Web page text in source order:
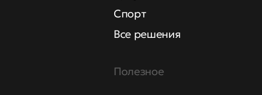
Спорт
Все решения
Полезное